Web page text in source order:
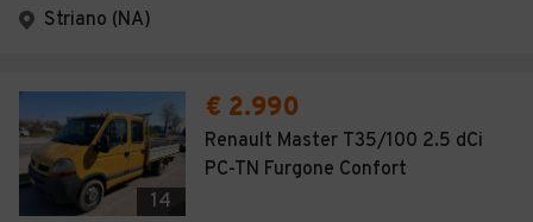
Striano (NA)
14
€ 2.990
Renault Master T35/100 2.5 dCi
PC-TN Furgone Confort